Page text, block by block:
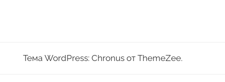
Тема WordPress: Chronus от ThemeZee.